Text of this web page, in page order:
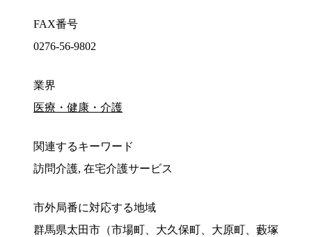
FAX番号
0276-56-9802
業界
医療・健康・介護
関連するキーワード
訪問介護, 在宅介護サービス
市外局番に対応する地域
群馬県太田市（市場町、大久保町、大原町、藪塚